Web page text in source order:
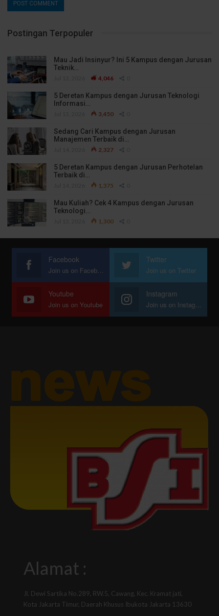
Postingan Terpopuler
Mau Jadi Insinyur? Ini 5 Kampus dengan Jurusan
Teknik…
4,046
5 Deretan Kampus dengan Jurusan Teknologi
Informasi…
3,450
Sedang Cari Kampus dengan Jurusan
Manajemen Terbaik di…
2,327
5 Deretan Kampus dengan Jurusan Perhotelan
Terbaik di…
1,375
Mau Kuliah? Cek 4 Kampus dengan Jurusan
Teknologi…
1,300
Facebook
Join us on Facebook
Twitter
Join us on Twitter
Youtube
Join us on Youtube
Instagram
Join us on Instagram
Alamat :
Jl. Dewi Sartika No.289, RW.5, Cawang, Kec. Kramat jati,
Kota Jakarta Timur, Daerah Khusus Ibukota Jakarta 13630